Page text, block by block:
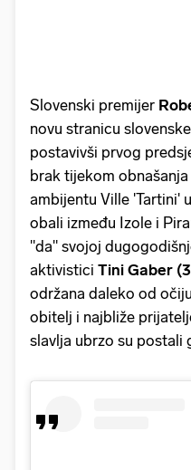
Slovenski premijer
novu stranicu
postavivši prvog
brak tijekom
ambijentu Ville 'Tartini'
obali između Izole i
"da" svojoj
aktivistici Tini Gaber
održana daleko od
obitelj i najbliže
slavlja ubrzo su postali